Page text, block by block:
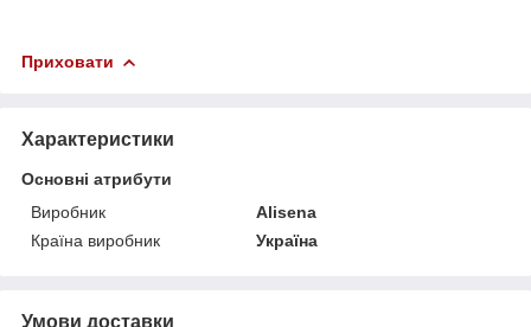
Приховати
Характеристики
Основні атрибути
Виробник
Alisena
Країна виробник
Україна
Умови доставки